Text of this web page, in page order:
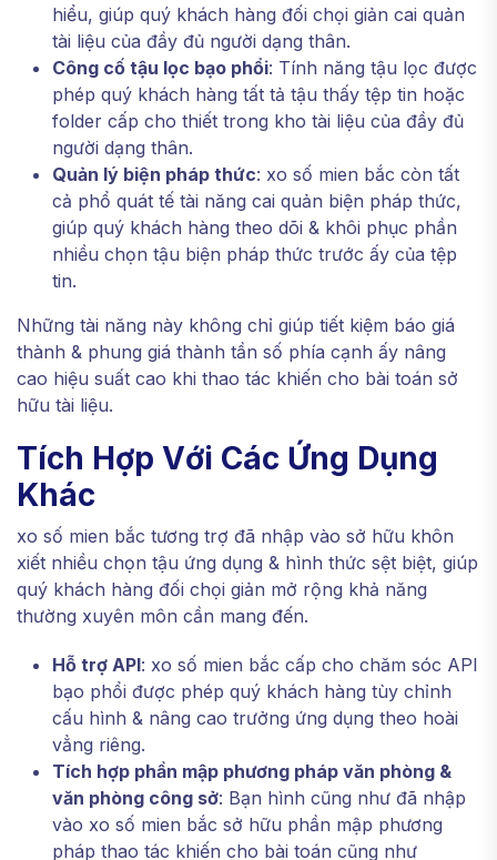
hiểu, giúp quý khách hàng đối chọi giản cai quản
tài liệu của đầy đủ người dạng thân.
Công cố tậu lọc bạo phổi: Tính năng tậu lọc được
phép quý khách hàng tất tả tậu thấy tệp tin hoặc
folder cấp cho thiết trong kho tài liệu của đầy đủ
người dạng thân.
Quản lý biện pháp thức: xo số mien bắc còn tất
cả phổ quát tế tài năng cai quản biện pháp thức,
giúp quý khách hàng theo dõi & khôi phục phần
nhiều chọn tậu biện pháp thức trước ấy của tệp
tin.
Những tài năng này không chỉ giúp tiết kiệm báo giá
thành & phung giá thành tần số phía cạnh ấy nâng
cao hiệu suất cao khi thao tác khiến cho bài toán sở
hữu tài liệu.
Tích Hợp Với Các Ứng Dụng
Khác
xo số mien bắc tương trợ đã nhập vào sở hữu khôn
xiết nhiều chọn tậu ứng dụng & hình thức sệt biệt, giúp
quý khách hàng đối chọi giản mở rộng khả năng
thường xuyên môn cần mang đến.
Hỗ trợ API: xo số mien bắc cấp cho chăm sóc API
bạo phổi được phép quý khách hàng tùy chỉnh
cấu hình & nâng cao trưởng ứng dụng theo hoài
vẳng riêng.
Tích hợp phần mập phương pháp văn phòng &
văn phòng công sở: Bạn hình cũng như đã nhập
vào xo số mien bắc sở hữu phần mập phương
pháp thao tác khiến cho bài toán cũng như